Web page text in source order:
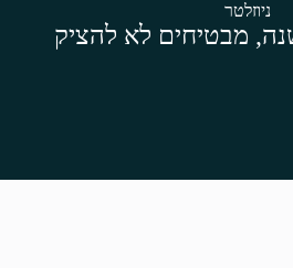
ניוזלטר
מבטיחים לא להציק